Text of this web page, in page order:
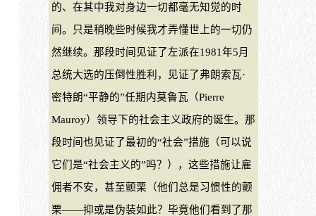
的、在其中我对身边一切都毫无知觉的时
间。只是稍晚些时候我才弄懂世上的一切仍
然继续。那段时间见证了左派在1981年5月
总统大选的压倒性胜利，见证了弗朗索瓦·
密特朗“平静的”任期内莫鲁瓦（Pierre
Mauroy）领导下的社会主义政府的诞生。那
段时间也见证了最初的“社会”措施（可以说
它们是“社会主义的”吗？），这些措施让雇
佣者不安，甚至颤栗（他们总是习惯性的颤
栗——抑或是伪装如此？毕竟他们看到了那